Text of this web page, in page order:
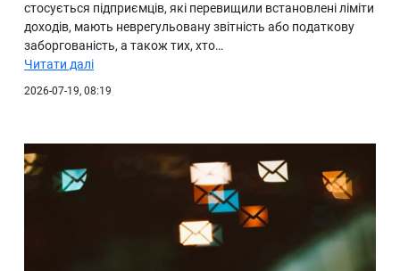
стосується підприємців, які перевищили встановлені ліміти
доходів, мають неврегульовану звітність або податкову
заборгованість, а також тих, хто…
Читати далі
2026-07-19, 08:19